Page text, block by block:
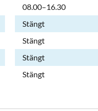
08.00–16.30
Stängt
Stängt
Stängt
Stängt